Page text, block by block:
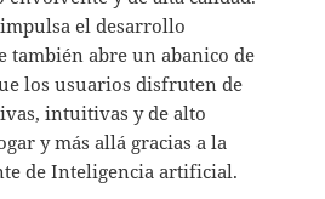
el desarrollo
también abre un abanico de
los usuarios disfruten de
intuitivas y de alto
y más allá gracias a la
de Inteligencia artificial.